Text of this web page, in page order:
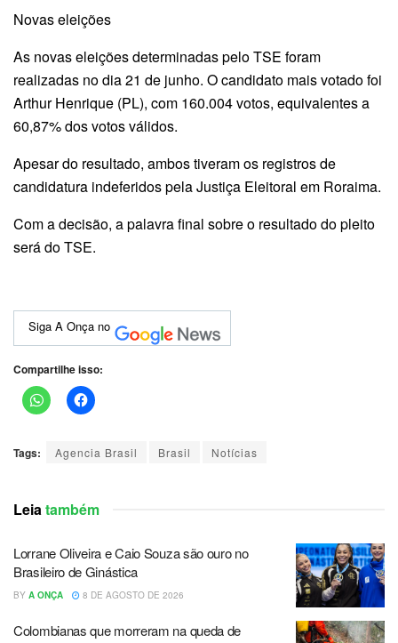
Novas eleições
As novas eleições determinadas pelo TSE foram
realizadas no dia 21 de junho. O candidato mais votado foi
Arthur Henrique (PL), com 160.004 votos, equivalentes a
60,87% dos votos válidos.
Apesar do resultado, ambos tiveram os registros de
candidatura indeferidos pela Justiça Eleitoral em Roraima.
Com a decisão, a palavra final sobre o resultado do pleito
será do TSE.
Siga A Onça no
Compartilhe isso:
Tags: Agencia Brasil Brasil Notícias
Leiatambém
Lorrane Oliveira e Caio Souza são ouro no
Brasileiro de Ginástica
BY A ONÇA 8 DE AGOSTO DE 2026
Colombianas que morreram na queda de